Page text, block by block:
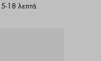
18 λεπτά.